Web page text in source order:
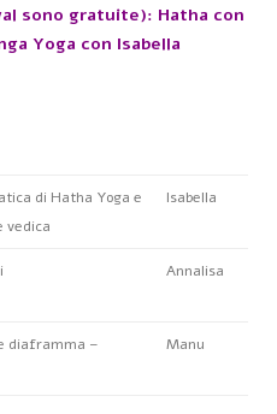
sono gratuite): Hatha con
Yoga con Isabella
di Hatha Yoga e
vedica
Isabella
Annalisa
diaframma –
Manu